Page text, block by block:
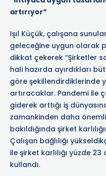
artırıyor”
Işıl Küçük, çalışana
geleceğine uygun olarak
dikkat çekerek “Şirketler
hali hazırda ayırdıkları
göre şekillendirdiklerinde
artıracaklar. Pandemi ile
giderek arttığı iş
zamankinden daha
bakıldığında şirket
Çalışan bağlılığı
ile şirket karlılığı yüzde
kullandı.